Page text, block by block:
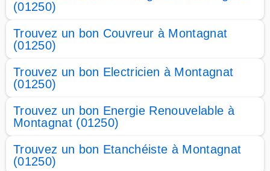
(01250)
Trouvez un bon Couvreur à Montagnat
(01250)
Trouvez un bon Electricien à Montagnat
(01250)
Trouvez un bon Energie Renouvelable à
Montagnat (01250)
Trouvez un bon Etanchéiste à Montagnat
(01250)